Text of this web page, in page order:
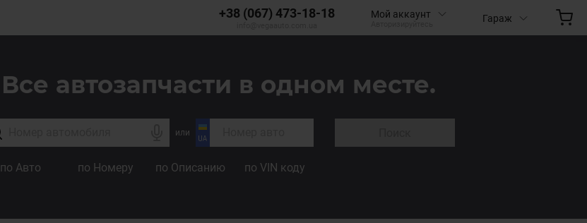
+38 (067) 473-18-18 Мой аккаунт Гараж
Все автозапчасти в одном месте.
или
по Авто по Номеру по Описанию по VIN коду